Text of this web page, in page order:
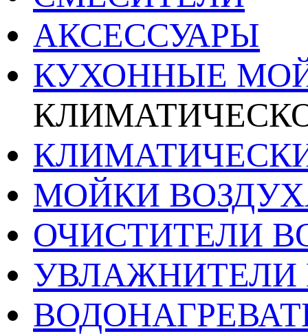
АКСЕССУАРЫ
КУХОННЫЕ
МОЙКИ
ОЧИСТИТЕЛИ
УВЛАЖНИТЕЛИ